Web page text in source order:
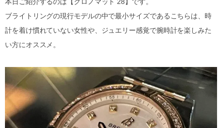
本日ご紹介するのは【クロノマット 28】です。
ブライトリングの現行モデルの中で最小サイズであるこちらは、時
計を着け慣れていない女性や、ジュエリー感覚で腕時計を楽しみた
い方にオススメ。